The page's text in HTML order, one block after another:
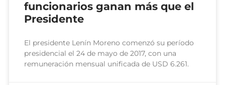
funcionarios ganan más que el
Presidente
El presidente Lenín Moreno comenzó su período
presidencial el 24 de mayo de 2017, con una
remuneración mensual unificada de USD 6.261.